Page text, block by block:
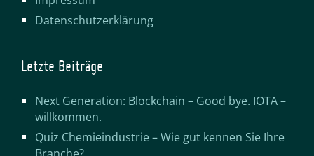
Datenschutzerklärung
Letzte Beiträge
Next Generation: Blockchain – Good bye. IOTA –
willkommen.
Quiz Chemieindustrie – Wie gut kennen Sie Ihre